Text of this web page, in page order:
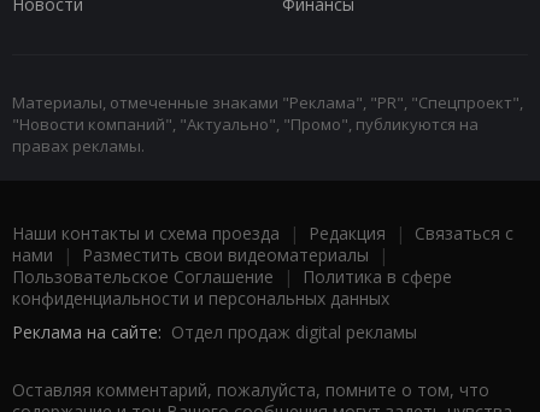
Материалы, отмеченные знаками "Реклама", "PR", "Спецпроект",
"Новости компаний", "Актуально", "Промо", публикуются на
правах рекламы.
Наши контакты и схема проезда | Редакция | Связаться с
нами | Разместить свои видеоматериалы |
Пользовательское Соглашение |
Политика в сфере
конфиденциальности и персональных данных
Реклама на сайте: Отдел продаж digital рекламы
Оставляя комментарий, пожалуйста, помните о том, что